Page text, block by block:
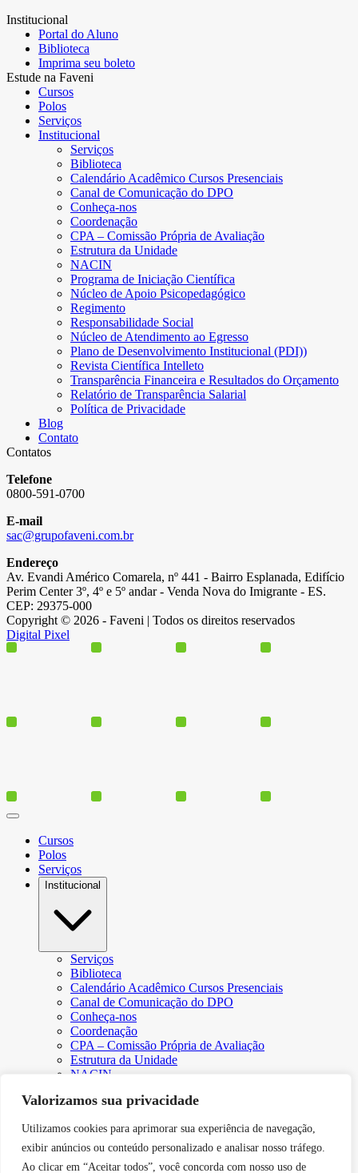
Valorizamos sua privacidade
Utilizamos cookies para aprimorar sua experiência de navegação,
exibir anúncios ou conteúdo personalizado e analisar nosso tráfego.
Ao clicar em “Aceitar todos”, você concorda com nosso uso de
Institucional
Portal do Aluno
Biblioteca
Imprima seu boleto
Estude na Faveni
Cursos
Polos
Serviços
Institucional
Serviços
Biblioteca
Calendário Acadêmico Cursos Presenciais
Canal de Comunicação do DPO
Conheça-nos
Coordenação
CPA – Comissão Própria de Avaliação
Estrutura da Unidade
NACIN
Programa de Iniciação Científica
Núcleo de Apoio Psicopedagógico
Regimento
Responsabilidade Social
Núcleo de Atendimento ao Egresso
Plano de Desenvolvimento Institucional (PDI))
Revista Científica Intelleto
Transparência Financeira e Resultados do Orçamento
Relatório de Transparência Salarial
Política de Privacidade
Blog
Contato
Contatos
Telefone
0800-591-0700
E-mail
sac@grupofaveni.com.br
Endereço
Av. Evandi Américo Comarela, nº 441 - Bairro Esplanada, Edifício
Perim Center 3º, 4º e 5º andar - Venda Nova do Imigrante - ES.
CEP: 29375-000
Copyright © 2026 - Faveni | Todos os direitos reservados
Digital Pixel
Cursos
Polos
Serviços
Institucional
Serviços
Biblioteca
Calendário Acadêmico Cursos Presenciais
Canal de Comunicação do DPO
Conheça-nos
Coordenação
CPA – Comissão Própria de Avaliação
Estrutura da Unidade
NACIN
Núcleo de Apoio Psicopedagógico
Responsabilidade Social
Núcleo de Atendimento ao Egresso
Plano de Desenvolvimento Institucional (PDI))